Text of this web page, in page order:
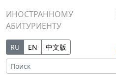
ИНОСТРАННОМУ
АБИТУРИЕНТУ
RU EN 中文版